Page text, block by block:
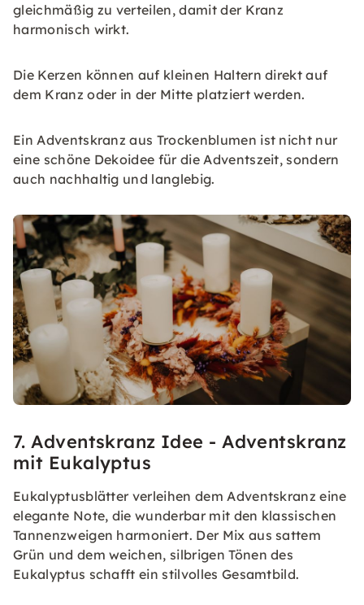
gleichmäßig zu verteilen, damit der Kranz
harmonisch wirkt.
Die Kerzen können auf kleinen Haltern direkt auf
dem Kranz oder in der Mitte platziert werden.
Ein Adventskranz aus Trockenblumen ist nicht nur
eine schöne Dekoidee für die Adventszeit, sondern
auch nachhaltig und langlebig.
7. Adventskranz Idee - Adventskranz
mit Eukalyptus
Eukalyptusblätter verleihen dem Adventskranz eine
elegante Note, die wunderbar mit den klassischen
Tannenzweigen harmoniert. Der Mix aus sattem
Grün und dem weichen, silbrigen Tönen des
Eukalyptus schafft ein stilvolles Gesamtbild.